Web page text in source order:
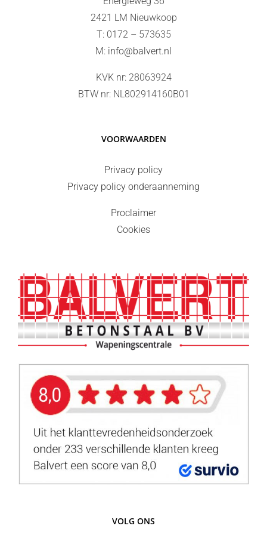
2421 LM Nieuwkoop
T: 0172 – 573635
M: info@balvert.nl
KVK nr: 28063924
BTW nr: NL802914160B01
VOORWAARDEN
Privacy policy
Privacy policy onderaanneming
Proclaimer
Cookies
VOLG ONS